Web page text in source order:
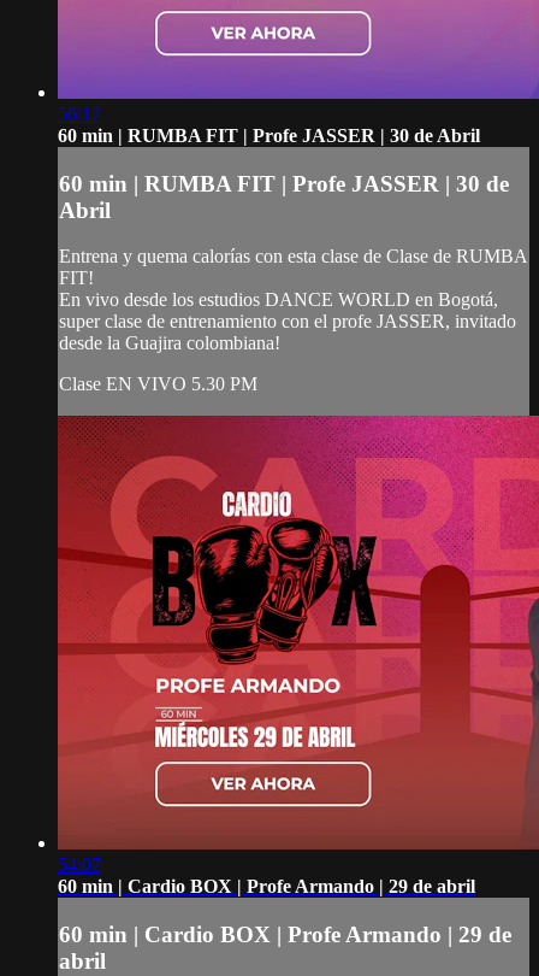
56:17
60 min | RUMBA FIT | Profe JASSER | 30 de Abril
60 min | RUMBA FIT | Profe JASSER | 30 de
Abril
Entrena y quema calorías con esta clase de Clase de RUMBA
FIT!
En vivo desde los estudios DANCE WORLD en Bogotá,
super clase de entrenamiento con el profe JASSER, invitado
desde la Guajira colombiana!
Clase EN VIVO 5.30 PM
54:07
60 min | Cardio BOX | Profe Armando | 29 de abril
60 min | Cardio BOX | Profe Armando | 29 de
abril